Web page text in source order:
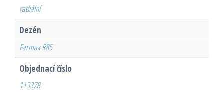
radiální
Dezén
Farmax R85
Objednací číslo
113378